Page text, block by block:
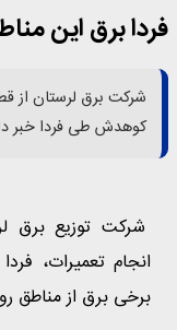
فردا برق این
شرکت برق لرستان از
کوهدش طی فردا خبر
شرکت توزیع برق
برخی برق از